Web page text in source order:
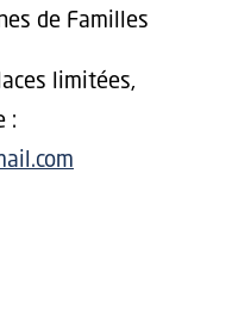
de Familles
limitées,
: